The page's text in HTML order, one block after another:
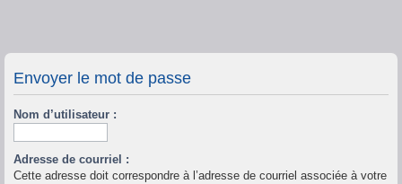
Envoyer le mot de passe
Nom d’utilisateur :
Adresse de courriel :
Cette adresse doit correspondre à l’adresse de courriel associée à votre